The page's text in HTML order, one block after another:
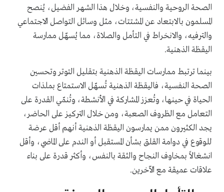
الصحة الروحية والنفسية، وخلال هذا الشهر الفضيل، يُنصح
المسلمون بالابتعاد عن المشتتات، مثل وسائل التواصل الاجتماعي
والترفيه، والانخراط في التأمل والصلاة، مما يُسهّل ممارسة
اليقظة الذهنية.
بينما ترتبط ممارسات اليقظة الذهنية بتقليل التوتر وتحسين
الصحة النفسية، فاليقظة الذهنية تُسهّل الاستمتاع بملذات
الحياة في حينها، وتُعزز المشاركة في الأنشطة، وتُنمّي القدرة على
التعامل مع الظروف الصعبة، ومن خلال التركيز على الحاضر،
يجد الكثيرون ممن يمارسون اليقظة الذهنية أنهم أقل عرضة
للوقوع في دوامة القلق بشأن المستقبل أو الندم على الماضي، وأقل
انشغالاً بمخاوف النجاح والثقة بالنفس، وأكثر قدرة على بناء
علاقات عميقة مع الآخرين.